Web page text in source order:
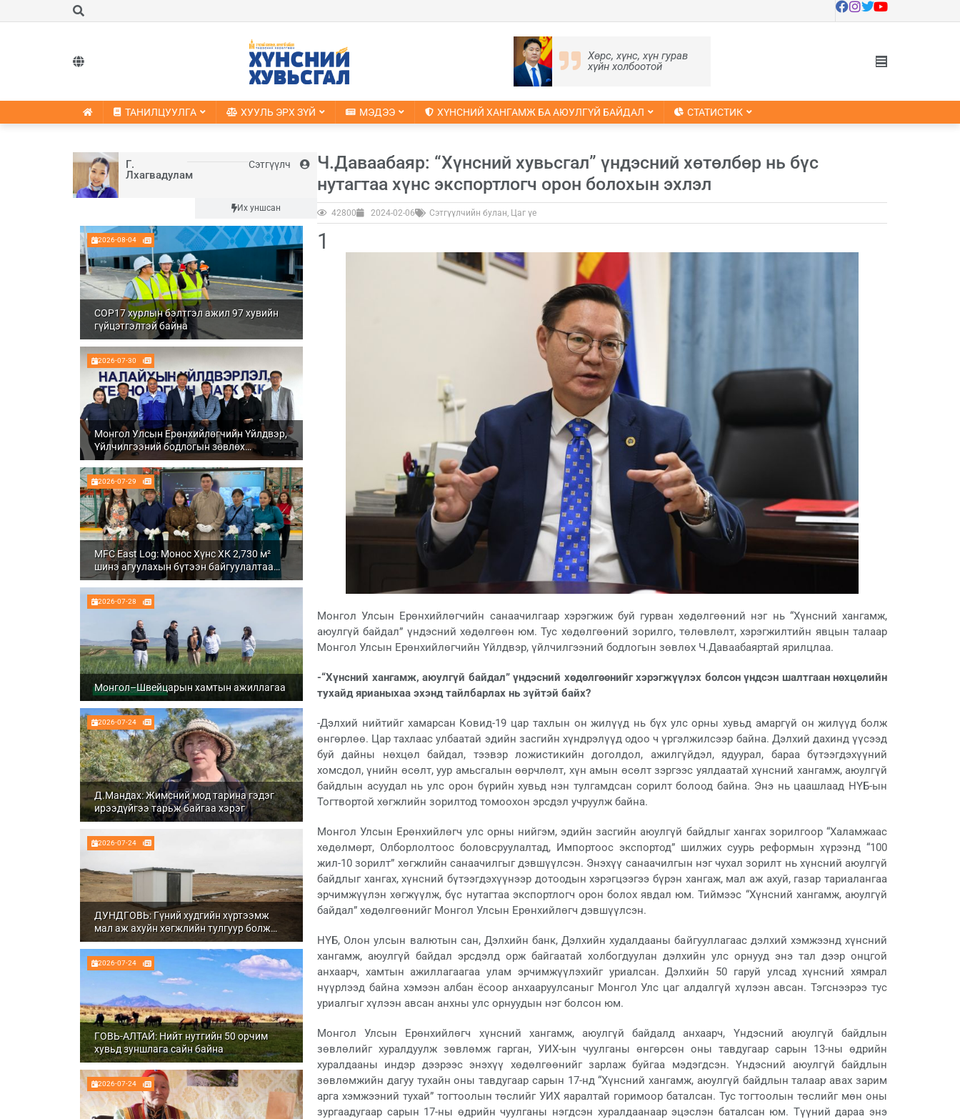
Хөрс, хүнс, хүн гурав
хүйн холбоотой
ТАНИЛЦУУЛГА ХУУЛЬ ЭРХ ЗҮЙ МЭДЭЭ ХҮНСНИЙ ХАНГАМЖ БА АЮУЛГҮЙ БАЙДАЛ СТАТИСТИК
Г.
Лхагвадулам
Сэтгүүлч
Их уншсан
2026-08-04
COP17 хурлын бэлтгэл ажил 97 хувийн
гүйцэтгэлтэй байна
2026-07-30
Монгол Улсын Ерөнхийлөгчийн Үйлдвэр,
Үйлчилгээний бодлогын зөвлөх
Ч.Даваабаяр Налайх дүүргийн
Үйлдвэрлэл, технологийн парк ХК болон
Налуу-Ухаа эдийн засгийн тусгай бүсэд
ажиллалаа
2026-07-29
MFC East Log: Монос Хүнс ХК 2,730 м²
шинэ агуулахын бүтээн байгуулалтаа
бүрэн дуусгаж, ашиглалтад орууллаа
2026-07-28
Монгол–Швейцарын хамтын ажиллагаа
2026-07-24
Д.Мандах: Жимсний мод тарина гэдэг
ирээдүйгээ тарьж байгаа хэрэг
2026-07-24
ДУНДГОВЬ: Гүний худгийн хүртээмж
мал аж ахуйн хөгжлийн тулгуур болж
байна
2026-07-24
ГОВЬ-АЛТАЙ: Нийт нутгийн 50 орчим
хувьд зуншлага сайн байна
2026-07-24
Ч.Даваабаяр: “Хүнсний хувьсгал” үндэсний хөтөлбөр нь бүс
нутагтаа хүнс экспортлогч орон болохын эхлэл
42800 2024-02-06 Сэтгүүлчийн булан, Цаг үе
1
Монгол Улсын Ерөнхийлөгчийн санаачилгаар хэрэгжиж буй гурван хөдөлгөөний нэг нь “Хүнсний хангамж,
аюулгүй байдал” үндэсний хөдөлгөөн юм. Тус хөдөлгөөний зорилго, төлөвлөлт, хэрэгжилтийн явцын талаар
Монгол Улсын Ерөнхийлөгчийн Үйлдвэр, үйлчилгээний бодлогын зөвлөх Ч.Даваабаяртай ярилцлаа.
-“Хүнсний хангамж, аюулгүй байдал” үндэсний хөдөлгөөнийг хэрэгжүүлэх болсон үндсэн шалтгаан нөхцөлийн
тухайд ярианыхаа эхэнд тайлбарлах нь зүйтэй байх?
-Дэлхий нийтийг хамарсан Ковид-19 цар тахлын он жилүүд нь бүх улс орны хувьд амаргүй он жилүүд болж
өнгөрлөө. Цар тахлаас улбаатай эдийн засгийн хүндрэлүүд одоо ч үргэлжилсээр байна. Дэлхий дахинд үүсээд
буй дайны нөхцөл байдал, тээвэр ложистикийн доголдол, ажилгүйдэл, ядуурал, бараа бүтээгдэхүүний
хомсдол, үнийн өсөлт, уур амьсгалын өөрчлөлт, хүн амын өсөлт зэргээс уялдаатай хүнсний хангамж, аюулгүй
байдлын асуудал нь улс орон бүрийн хувьд нэн тулгамдсан сорилт болоод байна. Энэ нь цаашлаад НҮБ-ын
Тогтвортой хөгжлийн зорилтод томоохон эрсдэл учруулж байна.
Монгол Улсын Ерөнхийлөгч улс орны нийгэм, эдийн засгийн аюулгүй байдлыг хангах зорилгоор “Халамжаас
хөдөлмөрт, Олборлолтоос боловсруулалтад, Импортоос экспортод” шилжих суурь реформын хүрээнд “100
жил-10 зорилт” хөгжлийн санаачилгыг дэвшүүлсэн. Энэхүү санаачилгын нэг чухал зорилт нь хүнсний аюулгүй
байдлыг хангах, хүнсний бүтээгдэхүүнээр дотоодын хэрэгцээгээ бүрэн хангаж, мал аж ахуй, газар тариалангаа
эрчимжүүлэн хөгжүүлж, бүс нутагтаа экспортлогч орон болох явдал юм. Тиймээс “Хүнсний хангамж, аюулгүй
байдал” хөдөлгөөнийг Монгол Улсын Ерөнхийлөгч дэвшүүлсэн.
НҮБ, Олон улсын валютын сан, Дэлхийн банк, Дэлхийн худалдааны байгууллагаас дэлхий хэмжээнд хүнсний
хангамж, аюулгүй байдал эрсдэлд орж байгаатай холбогдуулан дэлхийн улс орнууд энэ тал дээр онцгой
анхаарч, хамтын ажиллагаагаа улам эрчимжүүлэхийг уриалсан. Дэлхийн 50 гаруй улсад хүнсний хямрал
нүүрлээд байна хэмээн албан ёсоор анхааруулсаныг Монгол Улс цаг алдалгүй хүлээн авсан. Тэгснээрээ тус
уриалгыг хүлээн авсан анхны улс орнуудын нэг болсон юм.
Монгол Улсын Ерөнхийлөгч хүнсний хангамж, аюулгүй байдалд анхаарч, Үндэсний аюулгүй байдлын
зөвлөлийг хуралдуулж зөвлөмж гарган, УИХ-ын чуулганы өнгөрсөн оны тавдугаар сарын 13-ны өдрийн
хуралдааны индэр дээрээс энэхүү хөдөлгөөнийг зарлаж буйгаа мэдэгдсэн. Үндэсний аюулгүй байдлын
зөвлөмжийн дагуу тухайн оны тавдугаар сарын 17-нд “Хүнсний хангамж, аюулгүй байдлын талаар авах зарим
арга хэмжээний тухай” тогтоолын төслийг УИХ яаралтай горимоор баталсан. Тус тогтоолын төслийг мөн оны
зургаадугаар сарын 17-ны өдрийн чуулганы нэгдсэн хуралдаанаар эцэслэн баталсан юм. Түүний дараа энэ